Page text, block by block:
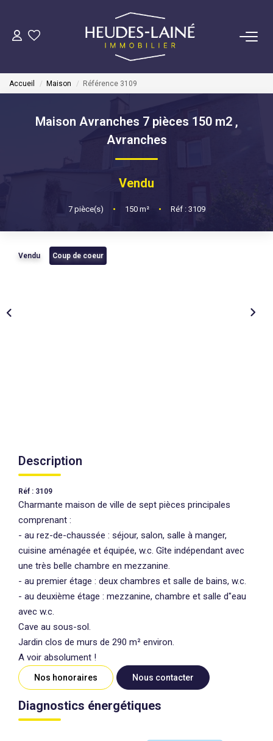
VENDRE
ACHETER
LOUER
COPROPRIÉTÉS
Accueil Maison Référence 3109
Maison Avranches 7 pièces 150 m2 ,
Avranches
Vendu
7pièce(s) • 150m² • Réf : 3109
Vendu Coup de coeur
Description
Réf : 3109
Charmante maison de ville de sept pièces principales
comprenant :
- au rez-de-chaussée : séjour, salon, salle à manger,
cuisine aménagée et équipée, w.c. Gîte indépendant avec
une très belle chambre en mezzanine.
- au premier étage : deux chambres et salle de bains, w.c.
- au deuxième étage : mezzanine, chambre et salle d"eau
avec w.c.
Cave au sous-sol.
Jardin clos de murs de 290 m² environ.
A voir absolument !
Nos honoraires Nous contacter
Diagnostics énergétiques